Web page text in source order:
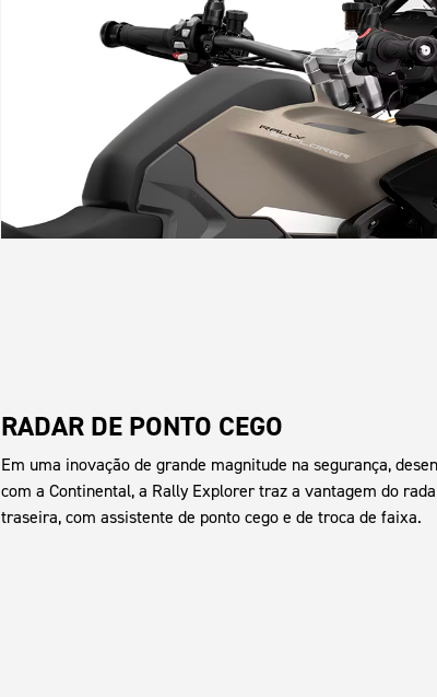
RADAR DE PONTO CEGO
Em uma inovação de grande magnitude na segurança,
com a Continental, a Rally Explorer traz a vantagem do
traseira, com assistente de ponto cego e de troca de faixa.